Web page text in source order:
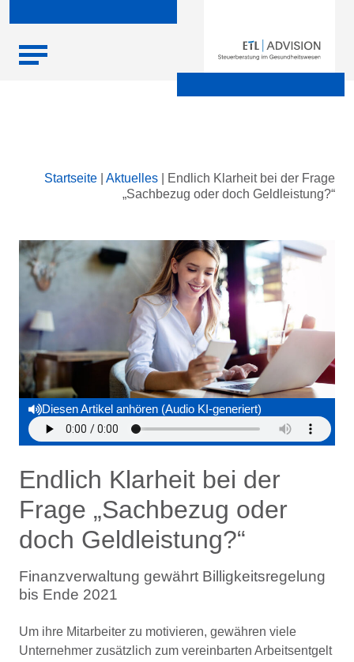
Startseite Aktuelles
Endlich Klarheit bei der Frage
„Sachbezug oder doch Geldleistung?“
Diesen Artikel anhören (Audio KI-generiert)
Endlich Klarheit bei der
Frage „Sachbezug oder
doch Geldleistung?“
Finanzverwaltung gewährt Billigkeitsregelung
bis Ende 2021
Um ihre Mitarbeiter zu motivieren, gewähren viele
Unternehmer zusätzlich zum vereinbarten Arbeitsentgelt